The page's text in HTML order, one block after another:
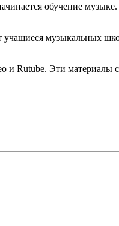
обучение
учащиеся музыкальных
и Rutube. Эти материалы